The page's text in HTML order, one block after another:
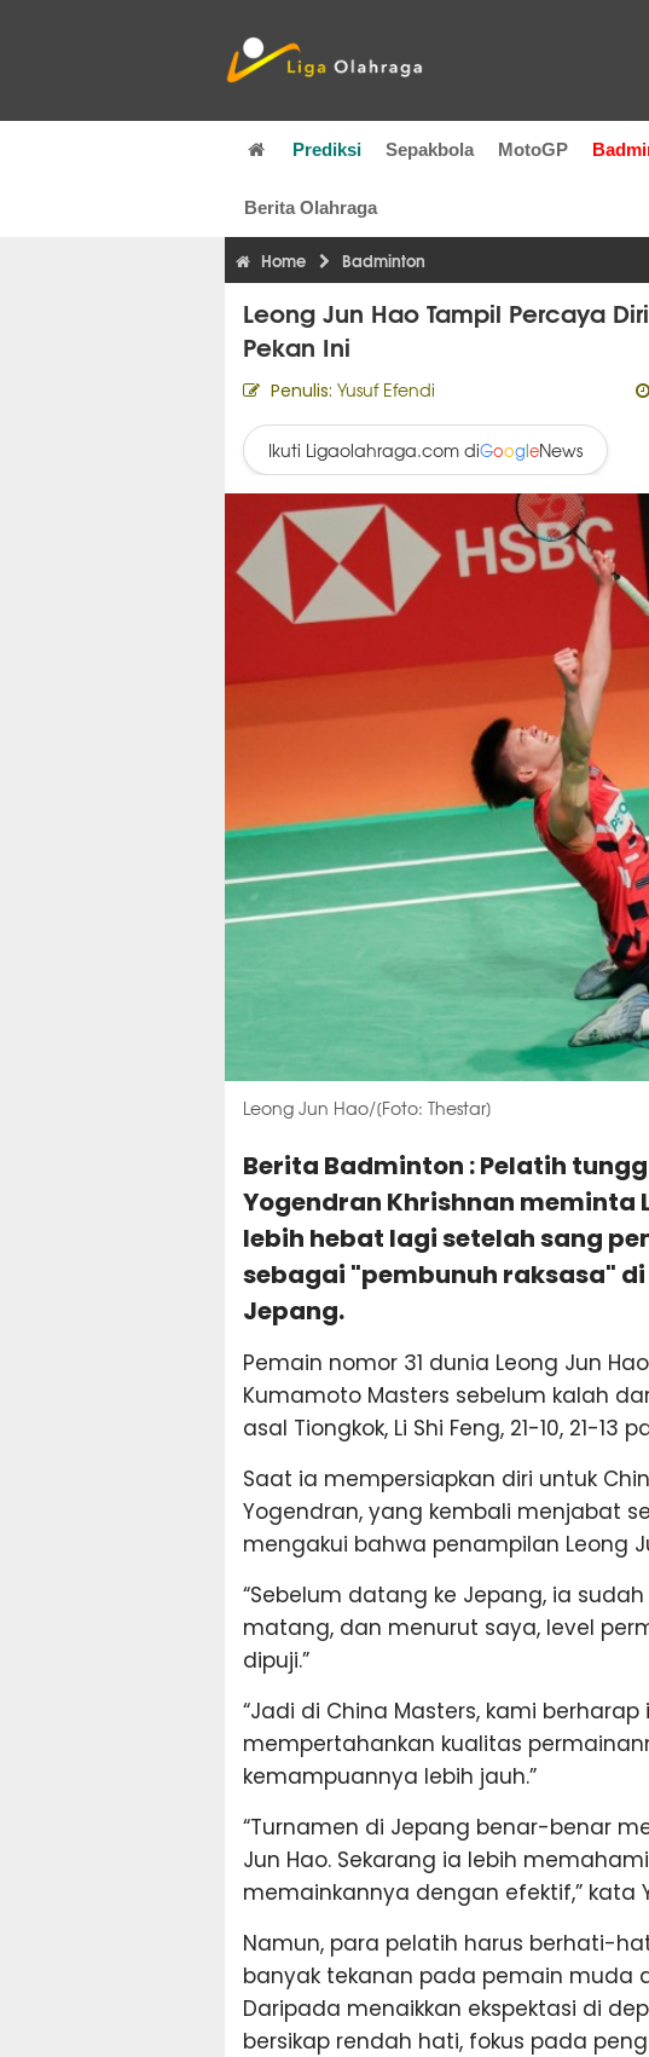
Prediksi Sepakbola MotoGP
Berita Olahraga
Home Badminton
Leong Jun Hao Tampil Percaya
Pekan Ini
Penulis: Yusuf Efendi
Ikuti Ligaolahraga.com diGoogleNews
Leong Jun Hao/[Foto: Thestar]
Berita Badminton : Pelatih
Yogendran Khrishnan meminta
lebih hebat lagi setelah sang
sebagai "pembunuh raksasa"
Jepang.
Pemain nomor 31 dunia Leong Jun
Kumamoto Masters sebelum kalah
asal Tiongkok, Li Shi Feng, 21-10, 21-13
Saat ia mempersiapkan diri untuk
Yogendran, yang kembali menjabat
mengakui bahwa penampilan Leong
“Sebelum datang ke Jepang, ia
matang, dan menurut saya, level
dipuji.”
“Jadi di China Masters, kami
mempertahankan kualitas
kemampuannya lebih jauh.”
“Turnamen di Jepang benar-benar
Jun Hao. Sekarang ia lebih
memainkannya dengan efektif,” kata
Namun, para pelatih harus berhati-
banyak tekanan pada pemain muda
Daripada menaikkan ekspektasi di
bersikap rendah hati, fokus pada